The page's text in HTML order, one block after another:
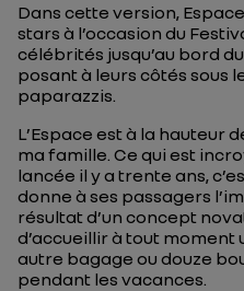
Dans cette version,
stars à l’occasion du
célébrités jusqu’au bord
posant à leurs côtés sous
paparazzis.
L’Espace est à la hauteur
ma famille. Ce qui est
lancée il y a trente ans,
donne à ses passagers
résultat d’un concept
d’accueillir à tout
autre bagage ou douze
pendant les vacances.